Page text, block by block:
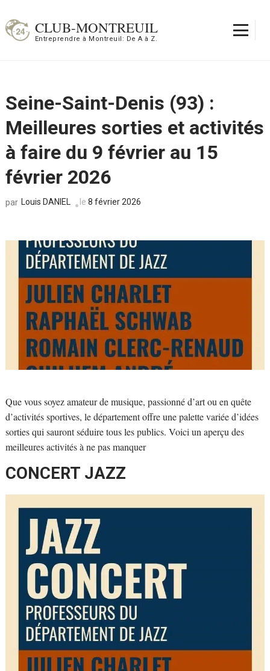
au
contenu
CLUB-MONTREUIL
Entreprendre à Montreuil: De A à Z.
Seine-Saint-Denis (93) :
Meilleures sorties et activités
à faire du 9 février au 15
février 2026
par Louis DANIEL le 8 février 2026
Que vous soyez amateur de musique, passionné d’art ou en quête
d’activités sportives, le département offre une palette variée d’idées
sorties qui sauront séduire tous les publics. Voici un aperçu des
meilleures activités à ne pas manquer
CONCERT JAZZ